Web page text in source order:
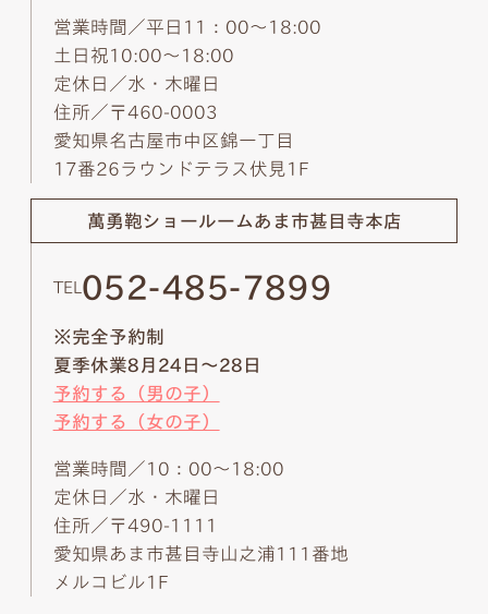
営業時間／平日11：00～18:00
土日祝10:00～18:00
定休日／水・木曜日
住所／〒460-0003
愛知県名古屋市中区錦一丁目
17番26ラウンドテラス伏見1F
萬勇鞄ショールームあま市甚目寺本店
TEL 052-485-7899
※完全予約制
夏季休業8月24日～28日
予約する（男の子）
予約する（女の子）
営業時間／10：00～18:00
定休日／水・木曜日
住所／〒490-1111
愛知県あま市甚目寺山之浦111番地
メルコビル1F